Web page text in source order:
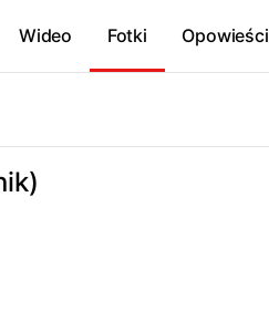
Wideo Fotki Opowieści